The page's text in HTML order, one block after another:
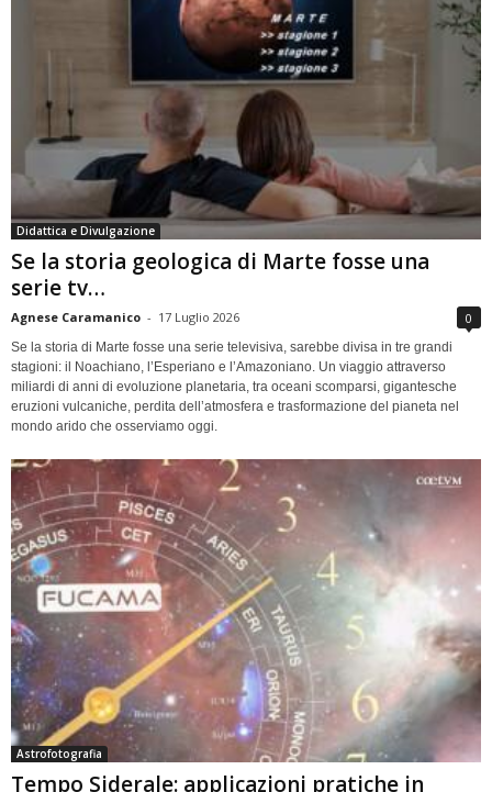
Didattica e Divulgazione
Se la storia geologica di Marte fosse una
serie tv…
Agnese Caramanico - 17 Luglio 2026 0
Se la storia di Marte fosse una serie televisiva, sarebbe divisa in tre grandi
stagioni: il Noachiano, l’Esperiano e l’Amazoniano. Un viaggio attraverso
miliardi di anni di evoluzione planetaria, tra oceani scomparsi, gigantesche
eruzioni vulcaniche, perdita dell’atmosfera e trasformazione del pianeta nel
mondo arido che osserviamo oggi.
Astrofotografia
Tempo Siderale: applicazioni pratiche in